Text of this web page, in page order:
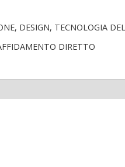
DESIGN, TECNOLOGIA
DIRETTO